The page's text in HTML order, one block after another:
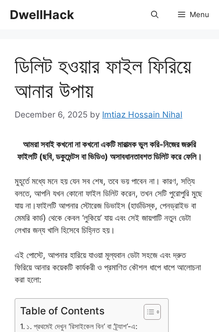
DwellHack Menu
ডিলিট হওয়ার ফাইল ফিরিয়ে
আনার উপায়
December 6, 2025 by Imtiaz Hossain Nihal
আমরা সবাই কখনো না কখনো একটি মারাত্মক ভুল করি-নিজের জরুরি
ফাইলটি (ছবি, ডকুমেন্টস বা ভিডিও) অসাবধানতাবশত ডিলিট করে ফেলি।
মুহূর্তে মধ্যে মনে হয় যেন সব শেষ, তবে ভয় পাবেন না। কারণ, সত্যি
বলতে, আপনি যখন কোনো ফাইল ডিলিট করেন, তখন সেটি পুরোপুরি মুছে
যায় না।ফাইলটি আপনার স্টোরেজ ডিভাইস (হার্ডডিস্ক, পেনড্রাইভ বা
মেমরি কার্ড) থেকে কেবল ‘লুকিয়ে’ যায় এবং সেই জায়গাটি নতুন ডেটা
লেখার জন্য খালি হিসেবে চিহ্নিত হয়।
​এই পোস্টে, আপনার হারিয়ে যাওয়া মূল্যবান ডেটা সহজে এবং দ্রুত
ফিরিয়ে আনার কয়েকটি কার্যকরী ও প্রমাণিত কৌশল ধাপে ধাপে আলোচনা
করা হলো:
Table of Contents
​১. প্রথমেই দেখুন ‘রিসাইকেল বিন’ বা ‘ট্র্যাশ’-এ: